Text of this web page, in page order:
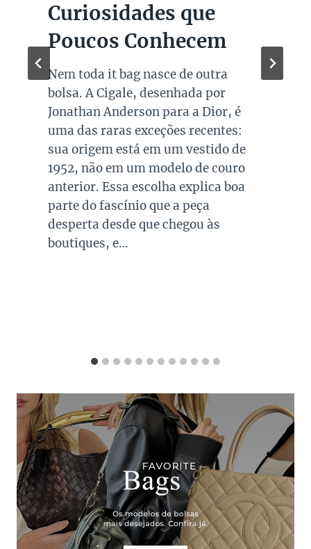
Marcas de Luxo na
Super Sale dos Pais
Quando falamos de cores de bolsas,
os modelos em preto são os mais
queridos e tradicionais, estando
presente no guarda roupa de quase
todas as mulheres. Esta é uma cor
versátil, clássica e atemporal e
investir em peças neste tom garante
combinações para quase todo look
que usamos, sejam eles para
ocasiões casuais ou mais…